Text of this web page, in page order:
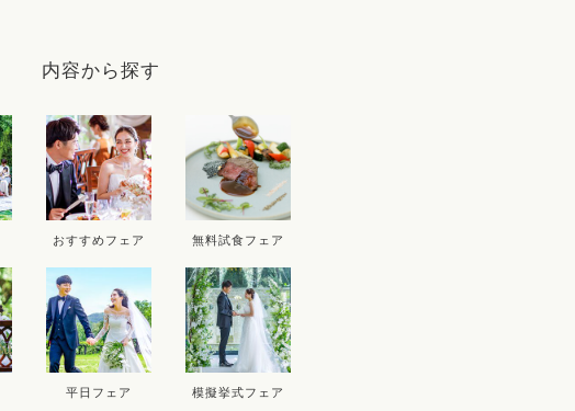
9
TUE WED THU FRI SAT
1 2 3 5
9 10 11 12
15 16 17 18 19
22 23 24 25
30
内容から探す
おすすめフェア 無料試食フェア
平日フェア 模擬挙式フェア